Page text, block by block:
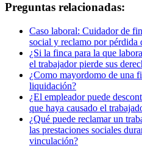
Preguntas relacionadas:
Caso laboral: Cuidador de
social y reclamo por pérdida
¿Si la finca para la que
el trabajador pierde sus
¿Como mayordomo de una
liquidación?
¿El empleador puede
que haya causado el
¿Qué puede reclamar un
las prestaciones sociales
vinculación?